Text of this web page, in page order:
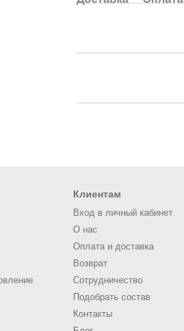
Клиентам
Вход в личный кабинет
О нас
Оплата и доставка
Возврат
Сотрудничество
Подобрать состав
Контакты